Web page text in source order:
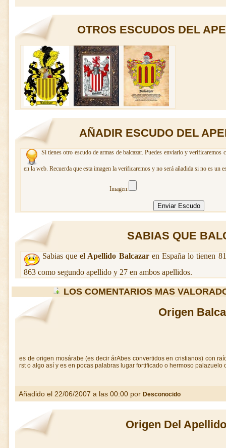
OTROS ESCUDOS DEL
AÑADIR ESCUDO DEL
Si tienes otro escudo de armas de balcazar. Puedes enviarlo y
en la web. Recuerda que esta imagen la verificaremos y no será añadida si no es un
Imagen:
SABIAS QUE
Sabias queel Apellido Balcazaren España lo tienen
863 como segundo apellido y 27 en ambos apellidos.
LOS COMENTARIOS MAS
Origen
es de origen mosárabe (es decir árAbes convertidos en cristianos) con
rst o algo así y es en pocas palabras lugar fortificado o hermoso palazuelo
Añadido el 22/06/2007 a las 00:00 por Desconocido
Origen Del